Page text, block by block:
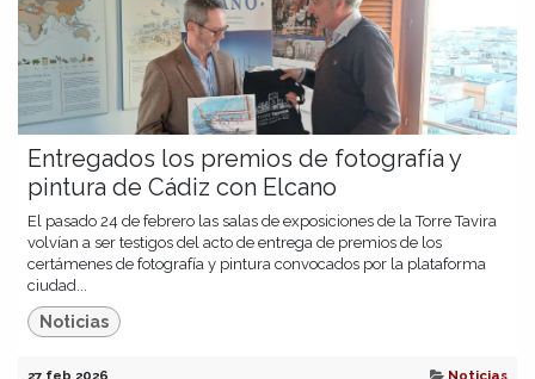
Entregados los premios de fotografía y
pintura de Cádiz con Elcano
El pasado 24 de febrero las salas de exposiciones de la Torre Tavira
volvían a ser testigos del acto de entrega de premios de los
certámenes de fotografía y pintura convocados por la plataforma
ciudad...
Noticias
27 feb 2026 Noticias